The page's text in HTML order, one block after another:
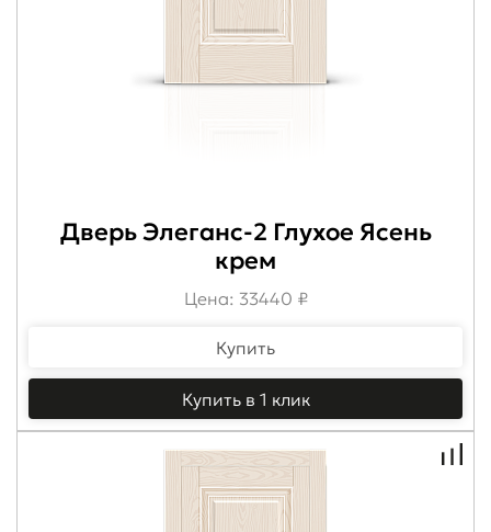
Дверь Элеганс-2 Глухое Ясень
крем
Цена: 33440 ₽
Купить
Купить в 1 клик